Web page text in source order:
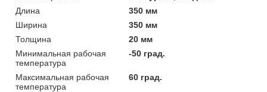
Длина
350 мм
Ширина
350 мм
Толщина
20 мм
Минимальная рабочая
температура
-50 град.
Максимальная рабочая
температура
60 град.